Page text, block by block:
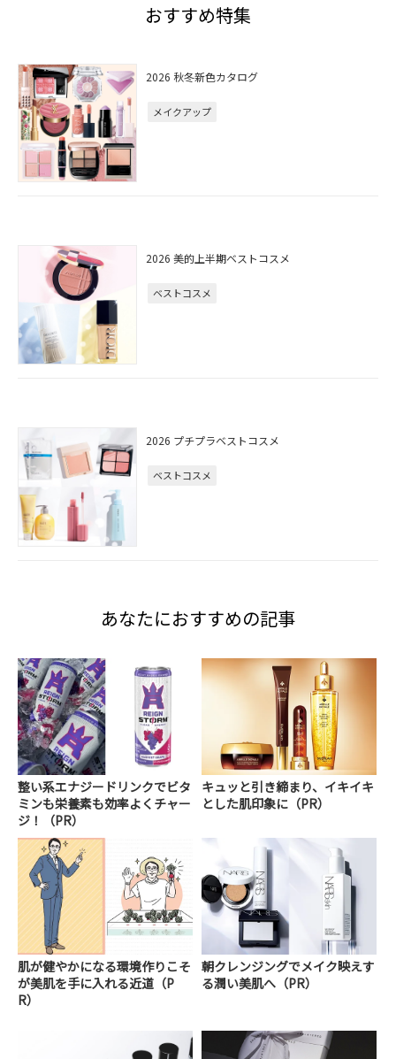
おすすめ特集
2026 秋冬新色カタログ
メイクアップ
2026 美的上半期ベストコスメ
ベストコスメ
2026 プチプラベストコスメ
ベストコスメ
あなたにおすすめの記事
整い系エナジードリンクでビタ
ミンも栄養素も効率よくチャー
ジ！（PR）
キュッと引き締まり、イキイキ
とした肌印象に（PR）
肌が健やかになる環境作りこそ
が美肌を手に入れる近道（P
R）
朝クレンジングでメイク映えす
る潤い美肌へ（PR）